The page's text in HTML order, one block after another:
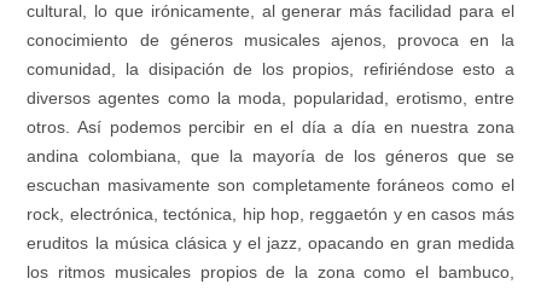
cultural, lo que irónicamente, al generar más facilidad para el
conocimiento de géneros musicales ajenos, provoca en la
comunidad, la disipación de los propios, refiriéndose esto a
diversos agentes como la moda, popularidad, erotismo, entre
otros. Así podemos percibir en el día a día en nuestra zona
andina colombiana, que la mayoría de los géneros que se
escuchan masivamente son completamente foráneos como el
rock, electrónica, tectónica, hip hop, reggaetón y en casos más
eruditos la música clásica y el jazz, opacando en gran medida
los ritmos musicales propios de la zona como el bambuco,